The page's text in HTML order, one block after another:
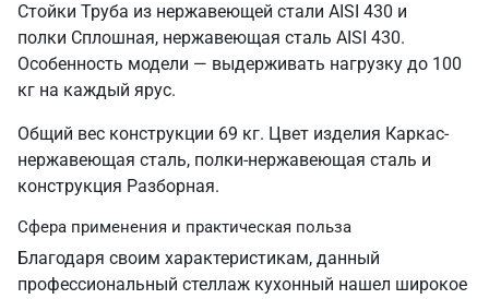
Стойки Труба из нержавеющей стали AISI 430 и
полки Сплошная, нержавеющая сталь AISI 430.
Особенность модели — выдерживать нагрузку до 100
кг на каждый ярус.
Общий вес конструкции 69 кг. Цвет изделия Каркас-
нержавеющая сталь, полки-нержавеющая сталь и
конструкция Разборная.
Сфера применения и практическая польза
Благодаря своим характеристикам, данный
профессиональный стеллаж кухонный нашел широкое